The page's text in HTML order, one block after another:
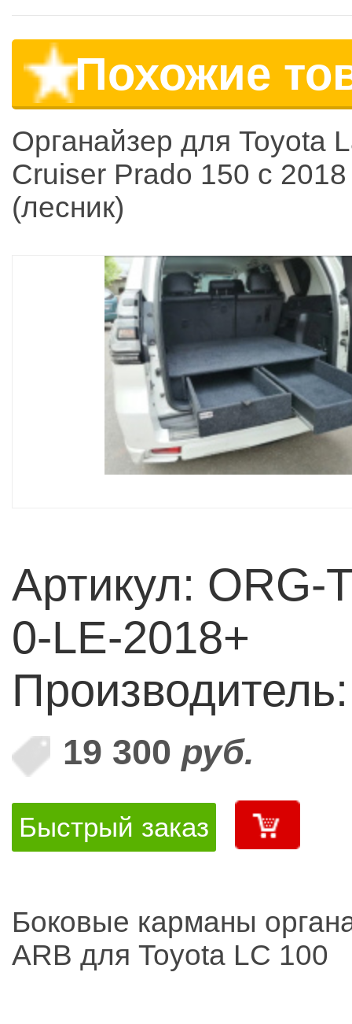
Похожие
Органайзер для Toyota
Cruiser Prado 150 с 2018
(лесник)
Артикул: ORG-
0-LE-2018+
19 300 руб.
Быстрый заказ
Боковые карманы
ARB для Toyota LC 100